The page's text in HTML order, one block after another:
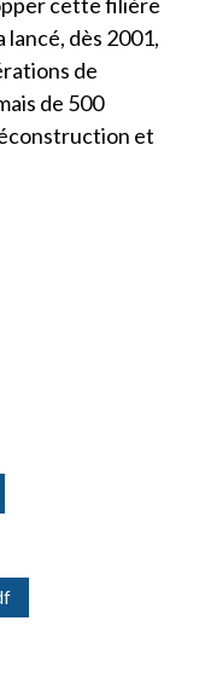
lancé, dès 2001,
de
de 500
et